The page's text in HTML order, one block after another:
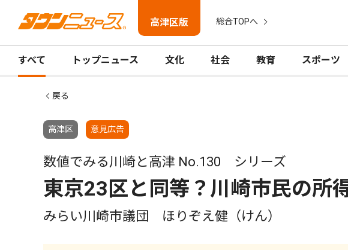
高津区版 総合TOPへ
すべて トップニュース 文化 社会 教育 スポーツ
戻る
高津区 意見広告
数値でみる川崎と高津 No.130 シリーズ
東京23区と同等？川崎市民の所
みらい川崎市議団 ほりぞえ健（けん）